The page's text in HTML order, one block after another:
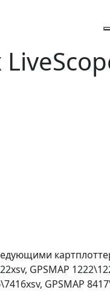
GPSMAP
GPSMAP